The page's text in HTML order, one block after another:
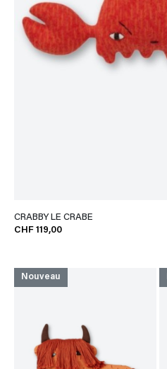
CRABBY LE CRABE
CHF 119,00
Nouveau